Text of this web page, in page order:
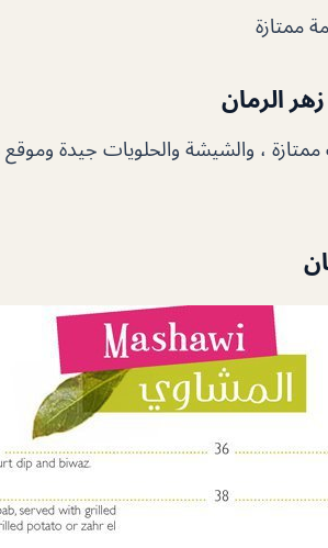
ممتازة
الرمان
، والشيشة والحلويات جيدة